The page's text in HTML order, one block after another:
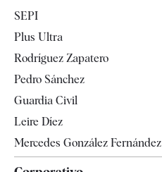
Televisión
SEPI
Plus Ultra
Rodríguez Zapatero
Pedro Sánchez
Guardia Civil
Leire Díez
Mercedes González Fernández